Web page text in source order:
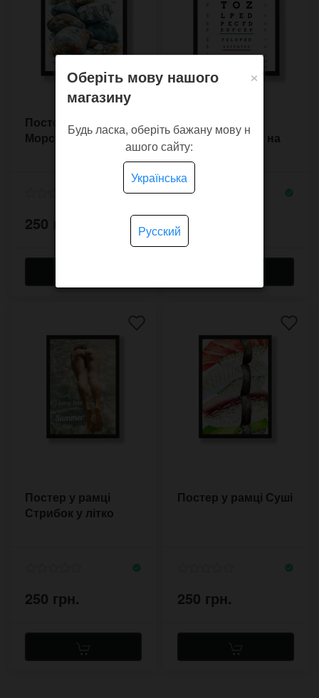
Постер у рамці
Морське каміння
250 грн.
Постер у рамці
Перевірка зору на
EFPTOZ
250 грн.
Постер у рамці
Стрибок у літко
250 грн.
Постер у рамці Суші
250 грн.
×
Оберіть мову нашого
магазину
Будь ласка, оберіть бажану мову н
ашого сайту:
Українська
Русский